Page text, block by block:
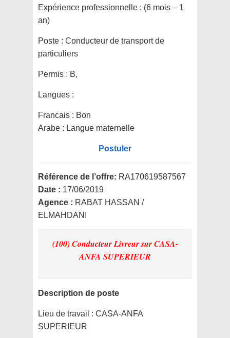
Expérience professionnelle : (6 mois – 1
an)
Poste : Conducteur de transport de
particuliers
Permis : B,
Langues :
Francais : Bon
Arabe : Langue maternelle
Postuler
Référence de l’offre: RA170619587567
Date : 17/06/2019
Agence : RABAT HASSAN /
ELMAHDANI
(100) Conducteur Livreursur CASA-
ANFA SUPERIEUR
Description de poste
Lieu de travail : CASA-ANFA
SUPERIEUR